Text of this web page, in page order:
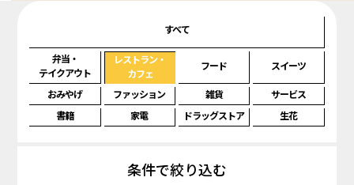
すべて
弁当・
テイクアウト
レストラン・
カフェ
フード スイーツ
おみやげ ファッション 雑貨
サービス
書籍
家電 ドラッグストア 生花
条件で絞り込む